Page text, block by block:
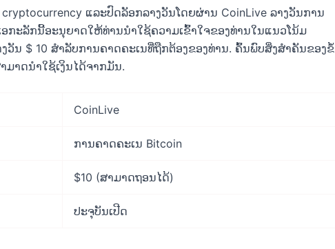
ແລະປົດລັອກລາງວັນໂດຍຜ່ານ CoinLive ລາງວັນການ
ອກະລັກນີ້ອະນຸຍາດໃຫ້ທ່ານນໍາໃຊ້ຄວາມເຂົ້າໃຈຂອງທ່ານໃນແນວໂນ້ມ
ວັນ $ 10 ສໍາລັບການຄາດຄະເນທີ່ຖືກຕ້ອງຂອງທ່ານ. ຄົ້ນພົບສິ່ງສຳຄັນຂອງຂໍ້
າດນຳໃຊ້ເງິນໄດ້ຈາກມັນ.
CoinLive
ການຄາດຄະເນ Bitcoin
$10 (ສາມາດຖອນໄດ້)
ປະຈຸບັນເປີດ